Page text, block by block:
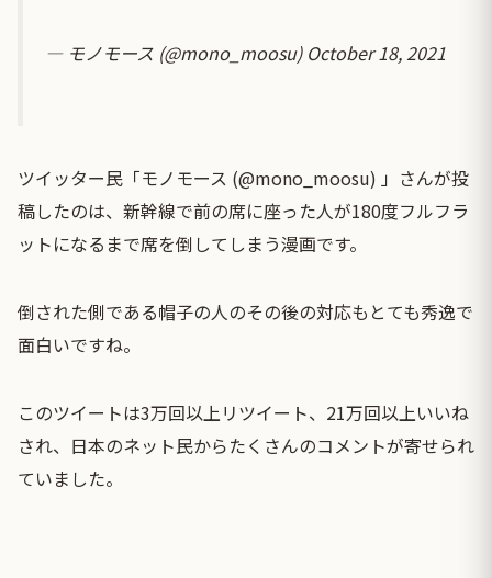
— モノモース (@mono_moosu) October 18, 2021
ツイッター民「モノモース (@mono_moosu) 」さんが投
稿したのは、新幹線で前の席に座った人が180度フルフラ
ットになるまで席を倒してしまう漫画です。
倒された側である帽子の人のその後の対応もとても秀逸で
面白いですね。
このツイートは3万回以上リツイート、21万回以上いいね
され、日本のネット民からたくさんのコメントが寄せられ
ていました。